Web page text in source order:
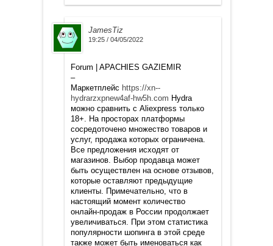
JamesTiz
19:25 / 04/05/2022
Forum | APACHIES GAZIEMIR
–
Маркетплейс https://xn--
hydrarzxpnew4af-hw5h.com Hydra
можно сравнить с Aliexpress только
18+. На просторах платформы
сосредоточено множество товаров и
услуг, продажа которых ограничена.
Все предложения исходят от
магазинов. Выбор продавца может
быть осуществлен на основе отзывов,
которые оставляют предыдущие
клиенты. Примечательно, что в
настоящий момент количество
онлайн-продаж в России продолжает
увеличиваться. При этом статистика
популярности шопинга в этой среде
также может быть именоваться как